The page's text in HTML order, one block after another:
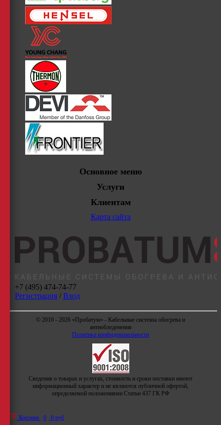
Основное меню
Услуги
Клиентам
Карта сайта
+7 (495) 474-74-77
Регистрация/ Вход
© 2010 - 2026 «Пробатум» - Кабельные системы обогрева и
антиобледенения
Политика конфиденциальности
Сведения о товарах и услугах, стоимость и сроки поставки имеют
информационный характер и не являются публичной офертой,
определяемой положениями Статьи 437 ГК РФ
Корзина 0 0 руб